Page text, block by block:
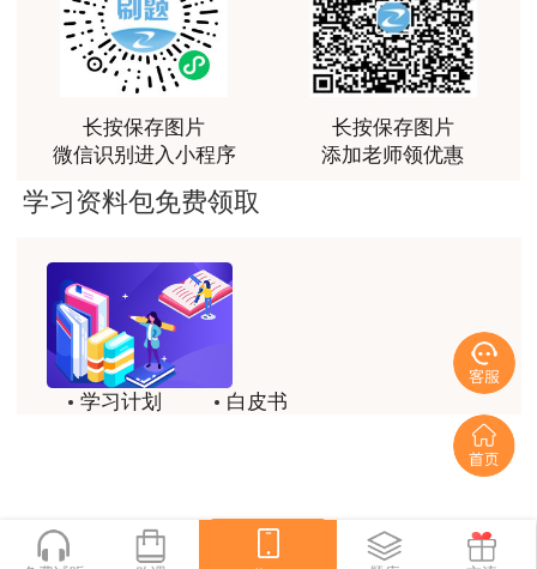
用户jl****un
感谢教育网的多年支持与培养。
老师讲课认真负责，要点突出；我考试通过了。
用户m9****66
用户ch****15
达老师的课程讲的非常好
用户s****02
喜欢达老师的讲课
用户s****02
长按保存图片
微信识别进入小程序
长按保存图片
添加老师领优惠
学习资料包免费领取
学习计划
白皮书